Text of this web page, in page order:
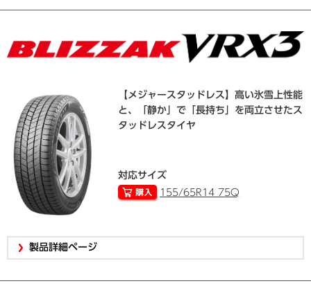
【メジャースタッドレス】高い氷雪上性能
と、「静か」で「長持ち」を両立させたス
タッドレスタイヤ
対応サイズ
155/65R14 75Q
製品詳細ページ